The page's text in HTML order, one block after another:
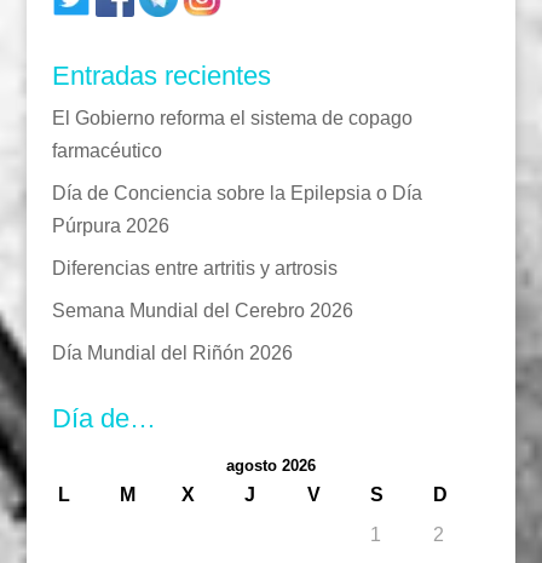
Entradas recientes
El Gobierno reforma el sistema de copago
farmacéutico
Día de Conciencia sobre la Epilepsia o Día
Púrpura 2026
Diferencias entre artritis y artrosis
Semana Mundial del Cerebro 2026
Día Mundial del Riñón 2026
Día de…
agosto 2026
L M X J V S
D
1
2